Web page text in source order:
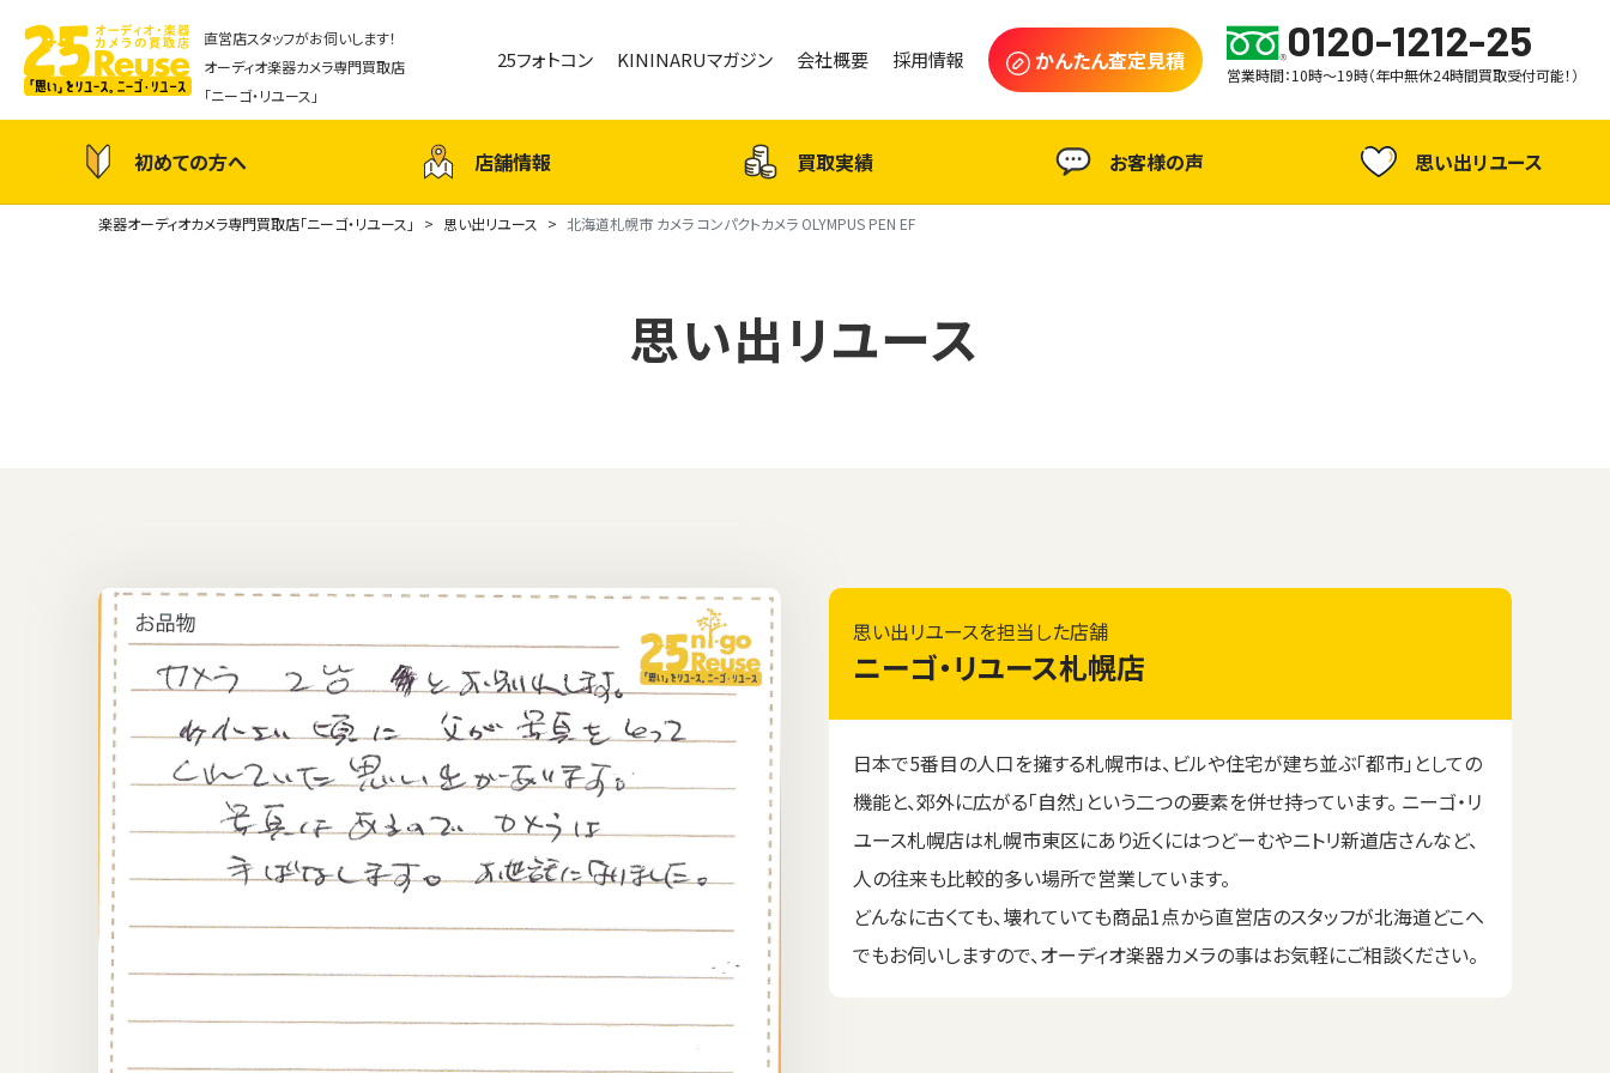
直営店スタッフがお伺いします！
オーディオ楽器カメラ専門買取店
「ニーゴ・リユース」
25フォトコン KININARUマガジン 会社概要 採用情報 かんたん査定見積 0120-1212-25
営業時間：10時～19時（年中無休24時間買取受付可能！）
初めての方へ 店舗情報 買取実績 お客様の声 思い出リユース
楽器オーディオカメラ専門買取店「ニーゴ・リユース」 思い出リユース 北海道札幌市 カメラ コンパクトカメラ OLYMPUS PEN EF
思い出リユース
思い出リユースを担当した店舗
ニーゴ・リユース札幌店
日本で5番目の人口を擁する札幌市は、ビルや住宅が建ち並ぶ「都市」としての
機能と、郊外に広がる「自然」という二つの要素を併せ持っています。 ニーゴ・リ
ユース札幌店は札幌市東区にあり近くにはつどーむやニトリ新道店さんなど、
人の往来も比較的多い場所で営業しています。
どんなに古くても、壊れていても商品1点から直営店のスタッフが北海道どこへ
でもお伺いしますので、オーディオ楽器カメラの事はお気軽にご相談ください。